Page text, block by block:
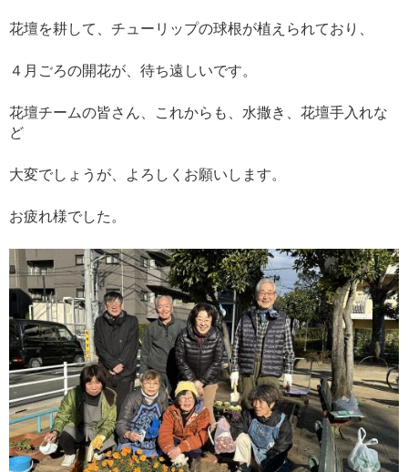
花壇を耕して、チューリップの球根が植えられており、
４月ごろの開花が、待ち遠しいです。
花壇チームの皆さん、これからも、水撒き、花壇手入れな
ど
大変でしょうが、よろしくお願いします。
お疲れ様でした。